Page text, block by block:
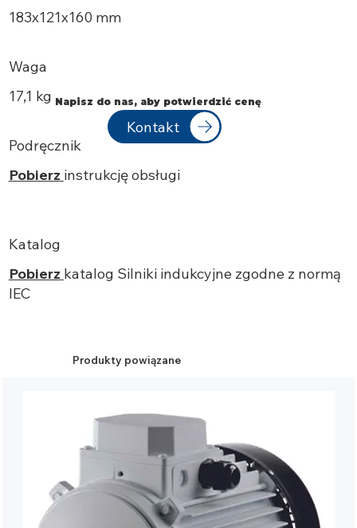
183х121x160 mm
Waga
17,1 kg
Podręcznik
Pobierz instrukcję obsługi
Katalog
Pobierz katalog Silniki indukcyjne zgodne z normą
IEC
Napisz do nas, aby potwierdzić cenę
Kontakt
Produkty powiązane